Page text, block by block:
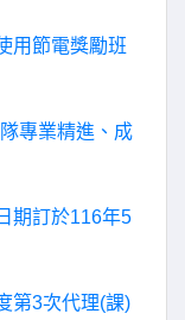
用節電獎勵班
專業精進、成
期訂於116年5
第3次代理(課)